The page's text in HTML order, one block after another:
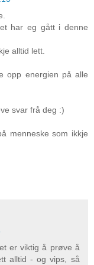
har eg gått i denne
alltid lett.
opp energien på alle
svar frå deg :)
menneske som ikkje
er viktig å prøve å
alltid - og vips, så